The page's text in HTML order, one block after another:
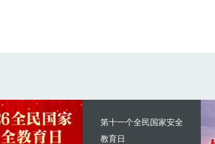
第十一个全民国家安全
教育日